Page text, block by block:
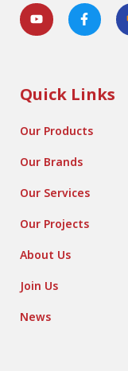
Quick Links
Our Products
Our Brands
Our Services
Our Projects
About Us
Join Us
News